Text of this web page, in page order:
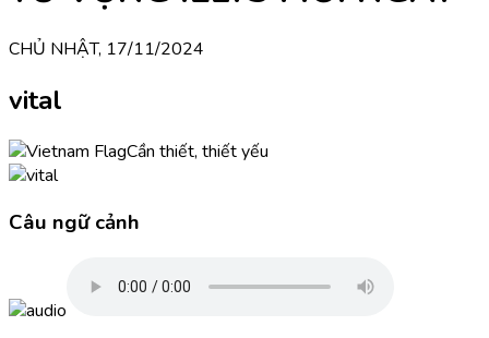
CHỦ NHẬT, 17/11/2024
vital
Cần thiết, thiết yếu
Câu ngữ cảnh